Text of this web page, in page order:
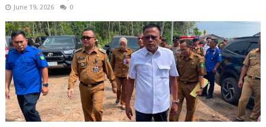
June 19, 2026 0